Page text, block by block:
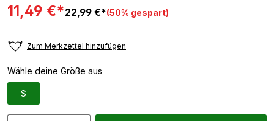
11,49 €*22,99 €*(50% gespart)
Zum Merkzettel hinzufügen
Wähle deine Größe aus
S